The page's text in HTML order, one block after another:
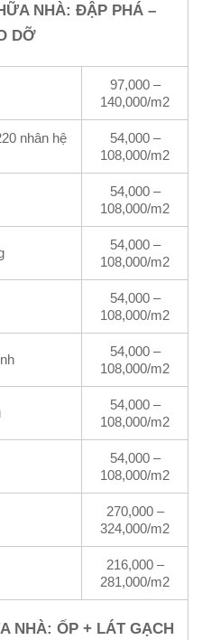
NHÀ: ĐẬP PHÁ –
DỠ
97,000 –
140,000/m2
nhân hệ
54,000 –
108,000/m2
54,000 –
108,000/m2
54,000 –
108,000/m2
54,000 –
108,000/m2
54,000 –
108,000/m2
54,000 –
108,000/m2
54,000 –
108,000/m2
270,000 –
324,000/m2
216,000 –
281,000/m2
NHÀ: ỐP + LÁT GẠCH